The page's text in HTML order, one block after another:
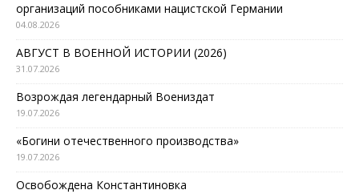
организаций пособниками нацистской Германии
04.08.2026
АВГУСТ В ВОЕННОЙ ИСТОРИИ (2026)
31.07.2026
Возрождая легендарный Воениздат
19.07.2026
«Богини отечественного производства»
19.07.2026
Освобождена Константиновка